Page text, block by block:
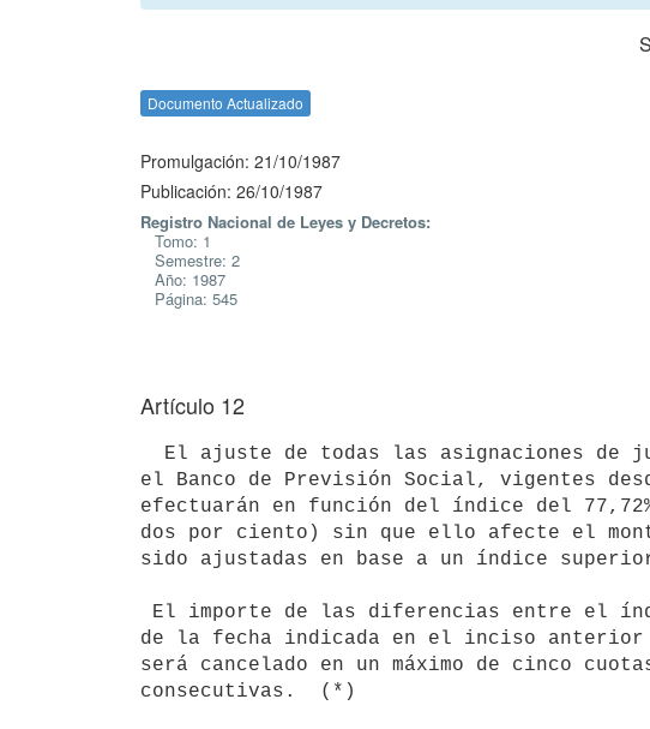
Documento Actualizado
Promulgación: 21/10/1987
Publicación: 26/10/1987
Registro Nacional de Leyes y Decretos:
Tomo: 1
Semestre: 2
Año: 1987
Página: 545
Artículo 12
el Banco de Previsión Social, vigentes
efectuarán en función del índice del
dos por ciento) sin que ello afecte el
sido ajustadas en base a un índice
de la fecha indicada en el inciso anterior
será cancelado en un máximo de cinco